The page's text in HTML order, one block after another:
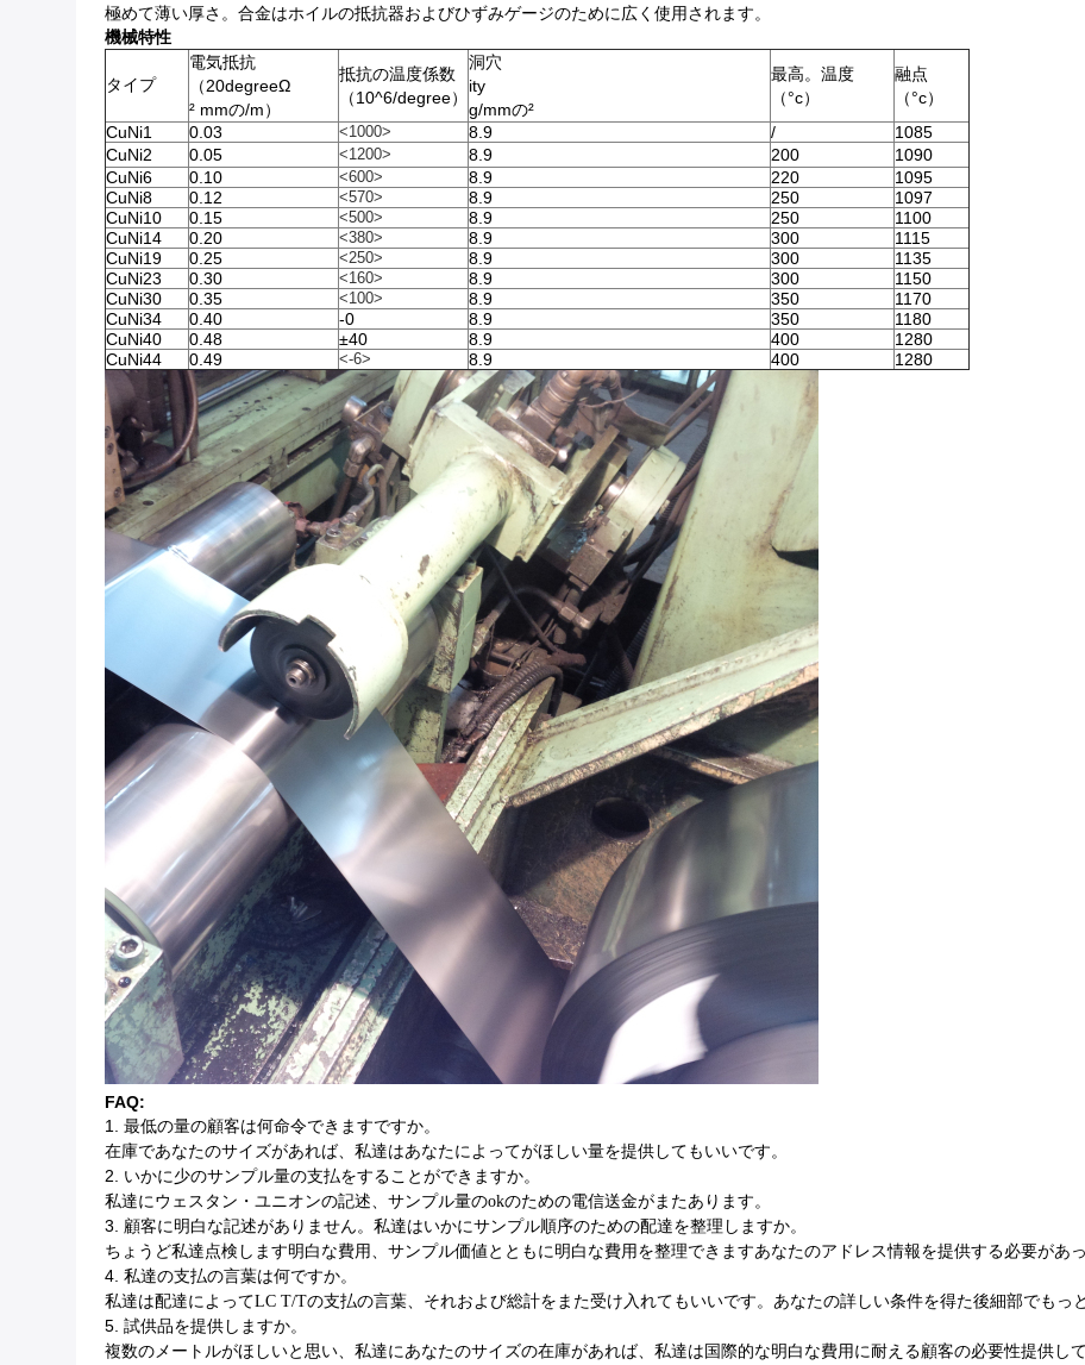
極めて薄い厚さ。合金はホイルの抵抗器およびひずみゲージのために広く使用されます。
機械特性
タイプ
電気抵抗
（20degreeΩ
² mmの/m）
抵抗の温度係数
（10^6/degree）
洞穴
ity
g/mmの²
最高。温度
（°c）
融点
（°c）
CuNi1
0.03 <1000> 8.9 /
1085
CuNi2
0.05 <1200> 8.9 200
1090
CuNi6
0.10 <600> 8.9 220
1095
CuNi8
0.12 <570> 8.9 250
1097
CuNi10
0.15 <500> 8.9 250
1100
CuNi14
0.20 <380> 8.9 300
1115
CuNi19
0.25 <250> 8.9 300
1135
CuNi23
0.30 <160> 8.9 300
1150
CuNi30
0.35 <100> 8.9 350
1170
CuNi34
0.40 -0 8.9 350
1180
CuNi40
0.48 ±40 8.9 400
1280
CuNi44
0.49 <-6> 8.9 400 1280
FAQ:
1. 最低の量の顧客は何命令できますですか。
在庫であなたのサイズがあれば、私達はあなたによってがほしい量を提供してもいいです。
2. いかに少のサンプル量の支払をすることができますか。
私達にウェスタン・ユニオンの記述、サンプル量のokのための電信送金がまたあります。
3. 顧客に明白な記述がありません。私達はいかにサンプル順序のための配達を整理しますか。
ちょうど私達点検します明白な費用、サンプル価値とともに明白な費用を整理できますあなたのアドレス情報を提供する必要があっ
4. 私達の支払の言葉は何ですか。
私達は配達によってLC T/Tの支払の言葉、それおよび総計をまた受け入れてもいいです。あなたの詳しい条件を得た後細部でもっ
5. 試供品を提供しますか。
複数のメートルがほしいと思い、私達にあなたのサイズの在庫があれば、私達は国際的な明白な費用に耐える顧客の必要性提供して